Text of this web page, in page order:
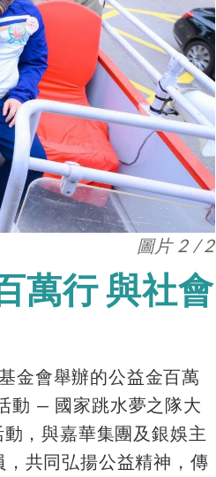
圖片 1 / 2
萬行 與社會
金會舉辦的公益金百萬
動 — 國家跳水夢之隊大
，與嘉華集團及銀娛主
共同弘揚公益精神，傳